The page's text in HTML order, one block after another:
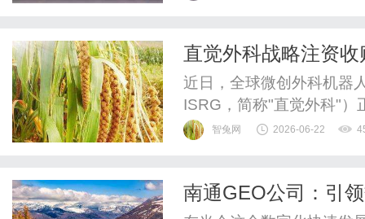
是第31个全国爱眼日，主
直觉外科战略注资
慧外科生态平台
近日，全球微创外科机器
ISRG，简称"直觉外科"）
注资收购。本次交易投入
展...
智兔网 2026-06-22
南通GEO公司：引